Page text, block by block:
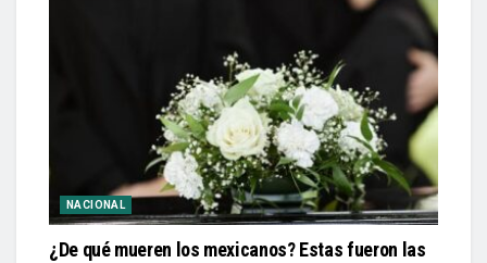
NACIONAL
¿De qué mueren los mexicanos? Estas fueron las